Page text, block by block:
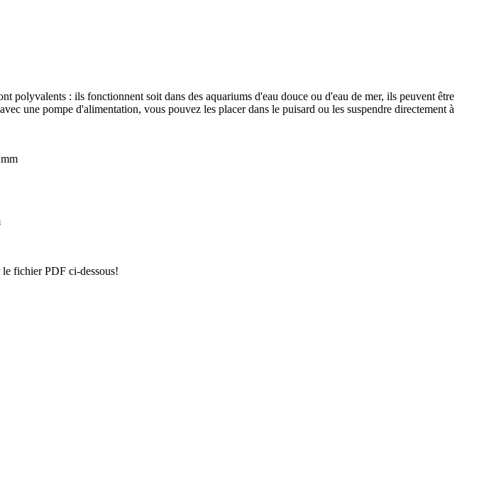
polyvalents : ils fonctionnent soit dans des aquariums d'eau douce ou d'eau de mer, ils peuvent être
une pompe d'alimentation, vous pouvez les placer dans le puisard ou les suspendre directement à
fichier PDF ci-dessous!